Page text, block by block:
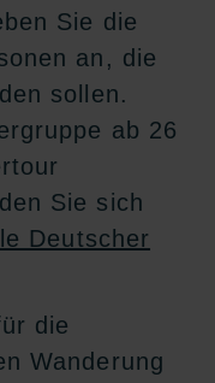
Sie die
an, die
sollen.
ab 26
Sie sich
Deutscher
die
Wanderung